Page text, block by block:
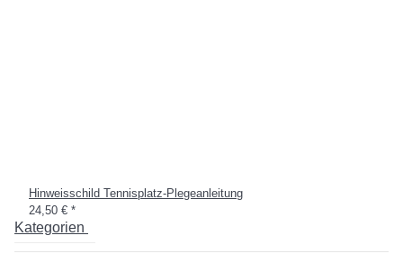
Hinweisschild Tennisplatz-Plegeanleitung
24,50 € *
Kategorien